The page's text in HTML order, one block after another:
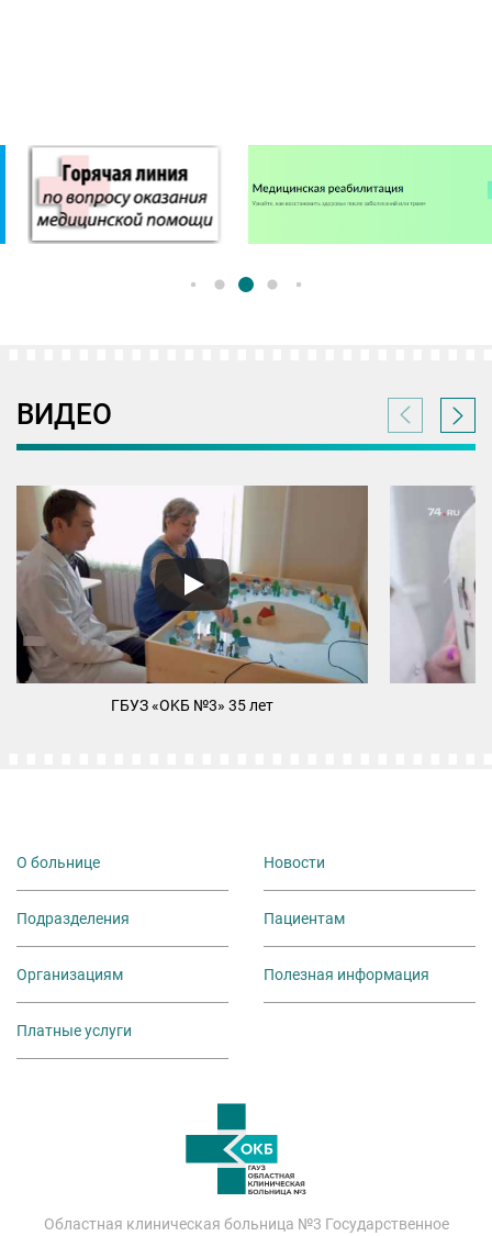
ВИДЕО
ГБУЗ «ОKБ №3» 35 лет
О больнице Новости
Подразделения Пациентам
Организациям Полезная информация
Платные услуги
Областная клиническая больница №3 Государственное